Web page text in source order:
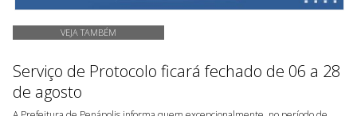
VEJA TAMBÉM
Serviço de Protocolo ficará fechado de 06 a 28
de agosto